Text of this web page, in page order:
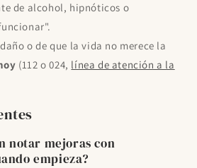
de alcohol, hipnóticos o
o de que la vida no merece la
(112 o 024, línea de atención a la
notar mejoras con
empieza?